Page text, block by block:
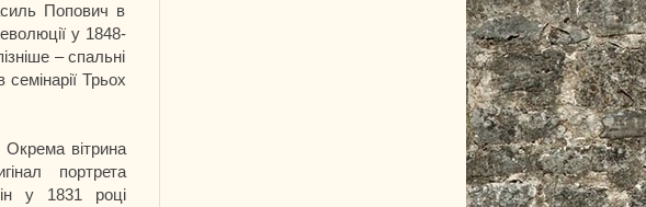
Попович в
у 1848-
– спальні
Трьох
Окрема вітрина
портрета
у 1831 році